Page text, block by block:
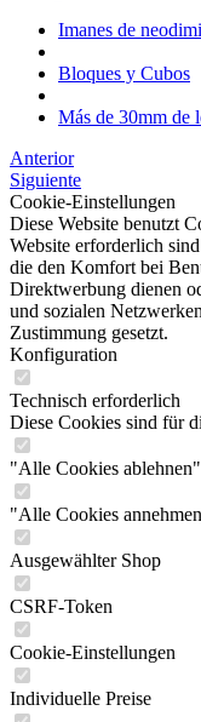
Imanes de
Bloques y Cubos
Más de 30mm de
Anterior
Siguiente
Cookie-Einstellungen
Diese Website benutzt
Website erforderlich
die den Komfort bei
Direktwerbung dienen
und sozialen
Zustimmung gesetzt.
Konfiguration
Technisch erforderlich
Diese Cookies sind für
"Alle Cookies
"Alle Cookies
Ausgewählter Shop
CSRF-Token
Cookie-Einstellungen
Individuelle Preise